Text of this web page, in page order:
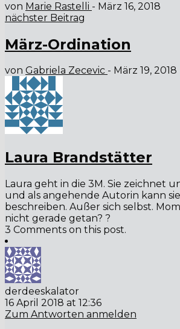
von Marie Rastelli - März 16, 2018
nächster Beitrag
März-Ordination
von Gabriela Zecevic - März 19, 2018
Laura Brandstätter
Laura geht in die 3M. Sie zeichnet
und als angehende Autorin kann
beschreiben. Außer sich selbst.
nicht gerade getan? ?
3 Comments on this post.
derdeeskalator
16 April 2018 at 12:36
Zum Antworten anmelden